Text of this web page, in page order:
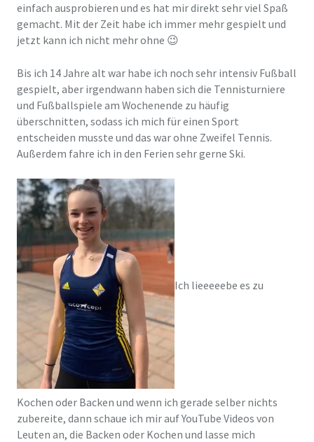
einfach ausprobieren und es hat mir direkt sehr viel Spaß
gemacht. Mit der Zeit habe ich immer mehr gespielt und
jetzt kann ich nicht mehr ohne 😉
Bis ich 14 Jahre alt war habe ich noch sehr intensiv Fußball
gespielt, aber irgendwann haben sich die Tennisturniere
und Fußballspiele am Wochenende zu häufig
überschnitten, sodass ich mich für einen Sport
entscheiden musste und das war ohne Zweifel Tennis.
Außerdem fahre ich in den Ferien sehr gerne Ski.
Ich lieeeeebe es zu
Kochen oder Backen und wenn ich gerade selber nichts
zubereite, dann schaue ich mir auf YouTube Videos von
Leuten an, die Backen oder Kochen und lasse mich